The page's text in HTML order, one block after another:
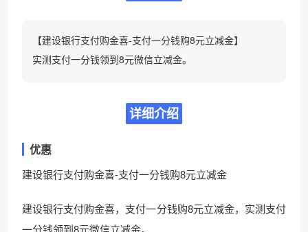
【建设银行支付购金喜-支付一分钱购8元立减金】
实测支付一分钱领到8元微信立减金。
详细介绍
优惠
建设银行支付购金喜-支付一分钱购8元立减金
建设银行支付购金喜，支付一分钱购8元立减金，实测支付
一分钱领到8元微信立减金。